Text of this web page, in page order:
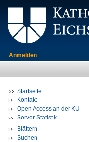
Anmelden
Startseite
Kontakt
Open Access an der KU
Server-Statistik
Blättern
Suchen